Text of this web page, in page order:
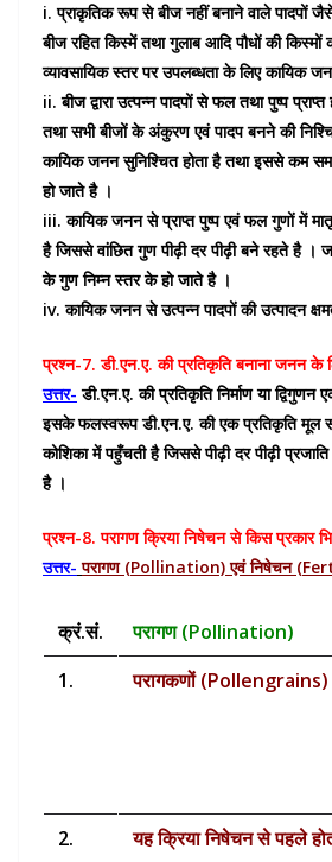
i. प्राकृतिक रूप से बीज नहीं बनाने वाले पादपों
बीज रहित किस्में तथा गुलाब आदि पौधों की
व्यावसायिक स्तर पर उपलब्धता के लिए कायिक
ii. बीज द्वारा उत्पन्न पादपों से फल तथा पुष्प
तथा सभी बीजों के अंकुरण एवं पादप बनने की
कायिक जनन सुनिश्चित होता है तथा इससे कम
हो जाते है ।
iii. कायिक जनन से प्राप्त पुष्प एवं फल गुणों में
है जिससे वांछित गुण पीढ़ी दर पीढ़ी बने रहते है ।
के गुण निम्न स्तर के हो जाते है ।
iv. कायिक जनन से उत्पन्न पादपों की उत्पादन
प्रश्न-7. डी.एन.ए. की प्रतिकृति बनाना जनन
उत्तर- डी.एन.ए. की प्रतिकृति निर्माण या
इसके फलस्वरूप डी.एन.ए. की एक प्रतिकृति मूल
कोशिका में पहुँचती है जिससे पीढ़ी दर पीढ़ी
है ।
प्रश्न-8. परागण क्रिया निषेचन से किस प्रकार
उत्तर- परागण (Pollination) एवं निषेचन
क्रं.सं.
परागण (Pollination)
1.
परागकणों (Pollengrains)
2. यह क्रिया निषेचन से पहले